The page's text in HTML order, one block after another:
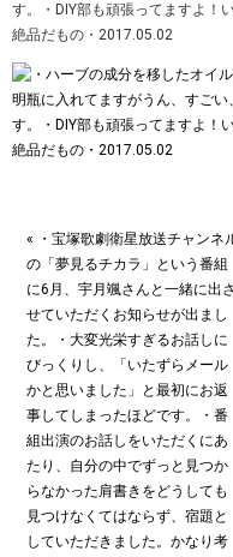
す。・DIY部も頑張ってますよ！
絶品だもの︎・2017.05.02
« ・宝塚歌劇衛星放送チャンネ
の「夢見るチカラ」という番組
に6月、宇月颯さんと一緒に出さ
せていただくお知らせが出まし
た。・大変光栄すぎるお話しに
びっくりし、「いたずらメール
かと思いました」と最初にお返
事してしまったほどです。・番
組出演のお話しをいただくにあ
たり、自分の中でずっと見つか
らなかった肩書きをどうしても
見つけなくてはならず、宿題と
していただきました。かなり考